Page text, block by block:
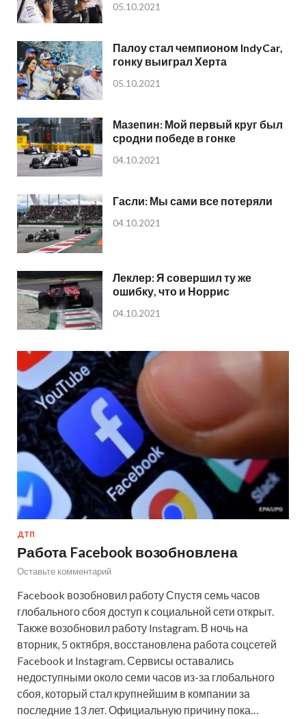
05.10.2021
Палоу стал чемпионом IndyCar,
гонку выиграл Херта
05.10.2021
Мазепин: Мой первый круг был
сродни победе в гонке
04.10.2021
Гасли: Мы сами все потеряли
04.10.2021
Леклер: Я совершил ту же
ошибку, что и Норрис
04.10.2021
ДТП
Работа Facebook возобновлена
Оставьте комментарий
Facebook возобновил работу Спустя семь часов
глобального сбоя доступ к социальной сети открыт.
Также возобновил работу Instagram. В ночь на
вторник, 5 октября, восстановлена работа соцсетей
Facebook и Instagram. Сервисы оставались
недоступными около семи часов из-за глобального
сбоя, который стал крупнейшим в компании за
последние 13 лет. Официальную причину пока…